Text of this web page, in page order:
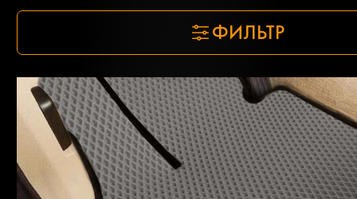
ФИЛЬТР